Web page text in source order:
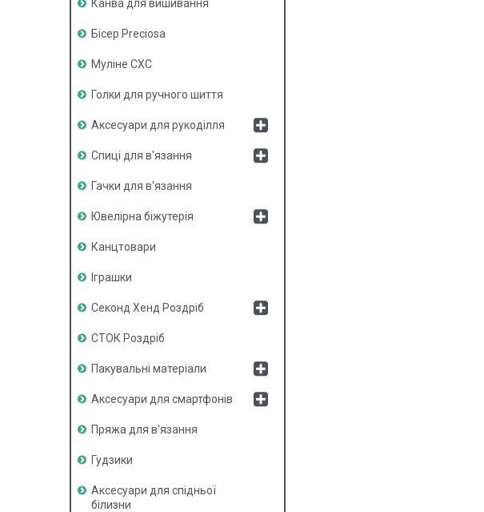
Канва для вишивання
Бісер Preciosa
Муліне СХС
Голки для ручного шиття
Аксесуари для рукоділля
Спиці для в'язання
Гачки для в'язання
Ювелірна біжутерія
Канцтовари
Іграшки
Секонд Хенд Роздріб
СТОК Роздріб
Пакувальні матеріали
Аксесуари для смартфонів
Пряжа для в'язання
Гудзики
Аксесуари для спідньої
білизни